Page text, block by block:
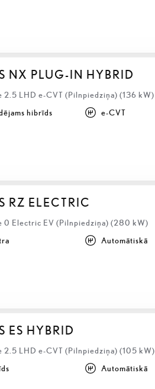
NX PLUG-IN HYBRID
2.5 LHD e-CVT (Pilnpiedziņa) (136 kW)
hibrīds e-CVT
RZ ELECTRIC
0 Electric EV (Pilnpiedziņa) (280 kW)
Automātiskā
ES HYBRID
2.5 LHD e-CVT (Pilnpiedziņa) (105 kW)
Automātiskā